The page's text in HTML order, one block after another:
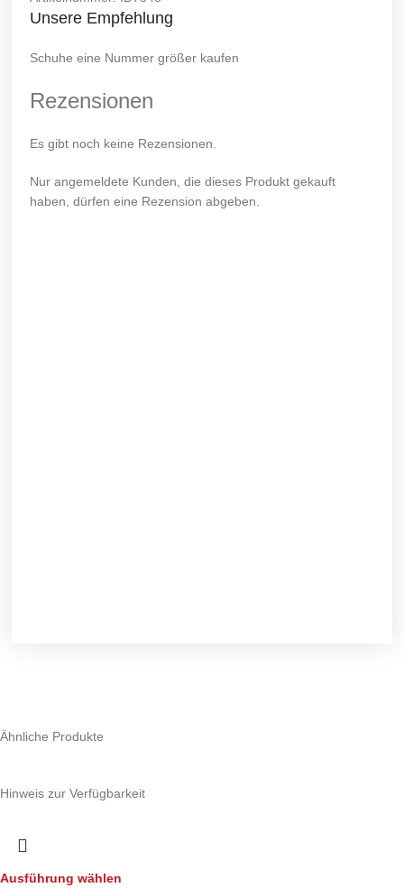
Unsere Empfehlung
Schuhe eine Nummer größer kaufen
Rezensionen
Es gibt noch keine Rezensionen.
Nur angemeldete Kunden, die dieses Produkt gekauft
haben, dürfen eine Rezension abgeben.
Ähnliche Produkte
Hinweis zur Verfügbarkeit
Ausführung wählen